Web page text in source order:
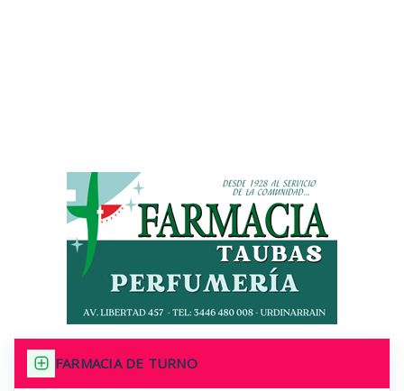
FARMACIA DE TURNO